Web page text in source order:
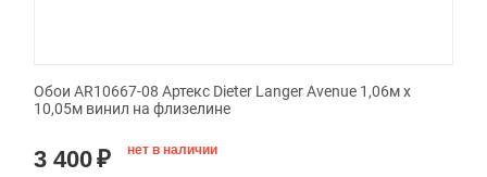
Обои AR10667-08 Артекс Dieter Langer Avenue 1,06м х
10,05м винил на флизелине
3 400₽ нет в наличии